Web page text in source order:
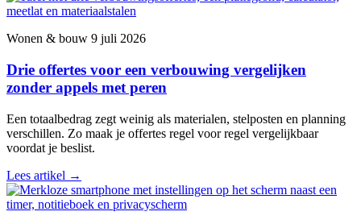
Wonen & bouw 9 juli 2026
Drie offertes voor een verbouwing vergelijken
zonder appels met peren
Een totaalbedrag zegt weinig als materialen, stelposten en planning
verschillen. Zo maak je offertes regel voor regel vergelijkbaar
voordat je beslist.
Lees artikel →